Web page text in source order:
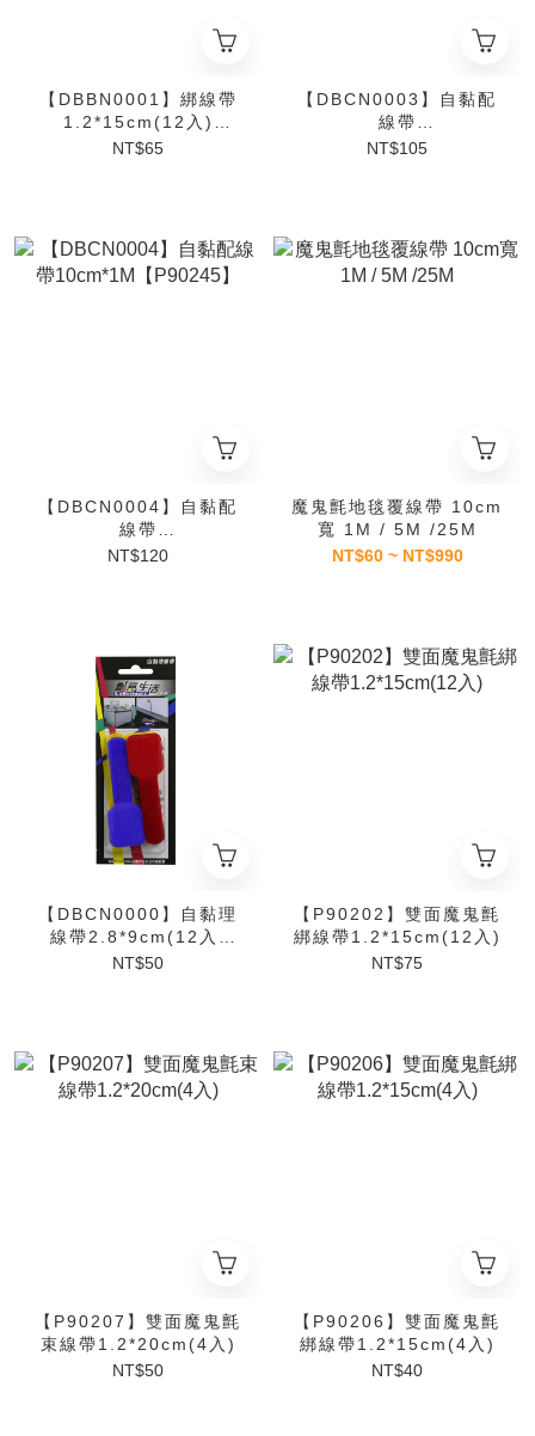
【DBBN0001】綁線帶
1.2*15cm(12入)
【P90201】
NT$65
【DBCN0003】自黏配
線帶
5cm*2M【P90243】
NT$105
【DBCN0004】自黏配
線帶
10cm*1M【P90245】
NT$120
魔鬼氈地毯覆線帶 10cm
寬 1M / 5M /25M
NT$60 ~ NT$990
【DBCN0000】自黏理
線帶2.8*9cm(12入)
【P90240】
NT$50
【P90202】雙面魔鬼氈
綁線帶1.2*15cm(12入)
NT$75
【P90207】雙面魔鬼氈
束線帶1.2*20cm(4入)
NT$50
【P90206】雙面魔鬼氈
綁線帶1.2*15cm(4入)
NT$40